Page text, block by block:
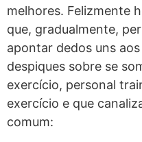
melhores. Felizmente
que, gradualmente,
apontar dedos uns
despiques sobre se
exercício, personal
exercício e que
comum: